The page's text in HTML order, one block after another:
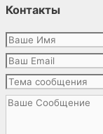
Контакты